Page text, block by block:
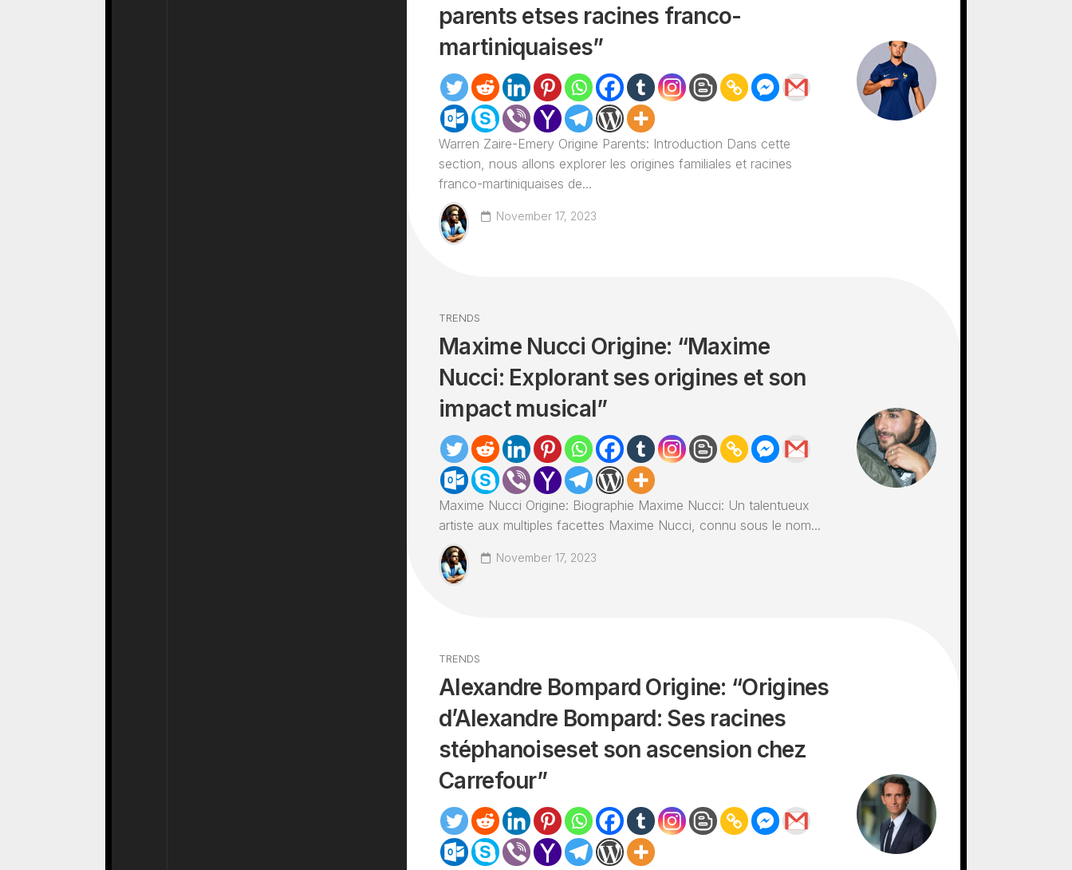
parents etses racines franco-
martiniquaises”
Warren Zaire-Emery Origine Parents: Introduction Dans cette
section, nous allons explorer les origines familiales et racines
franco-martiniquaises de...
November 17, 2023
TRENDS
Maxime Nucci Origine: “Maxime
Nucci: Explorant ses origines et son
impact musical”
Maxime Nucci Origine: Biographie Maxime Nucci: Un talentueux
artiste aux multiples facettes Maxime Nucci, connu sous le nom...
November 17, 2023
TRENDS
Alexandre Bompard Origine: “Origines
d’Alexandre Bompard: Ses racines
stéphanoiseset son ascension chez
Carrefour”